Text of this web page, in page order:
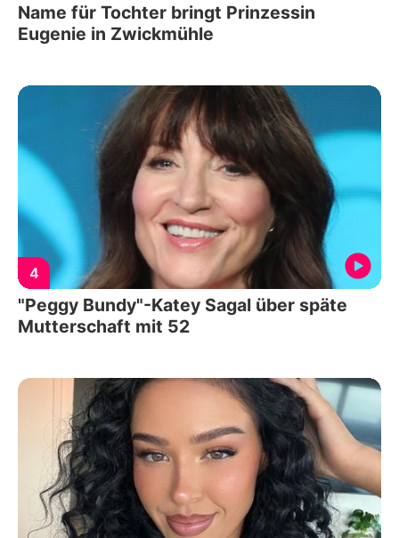
Name für Tochter bringt Prinzessin
Eugenie in Zwickmühle
4
"Peggy Bundy"-Katey Sagal über späte
Mutterschaft mit 52